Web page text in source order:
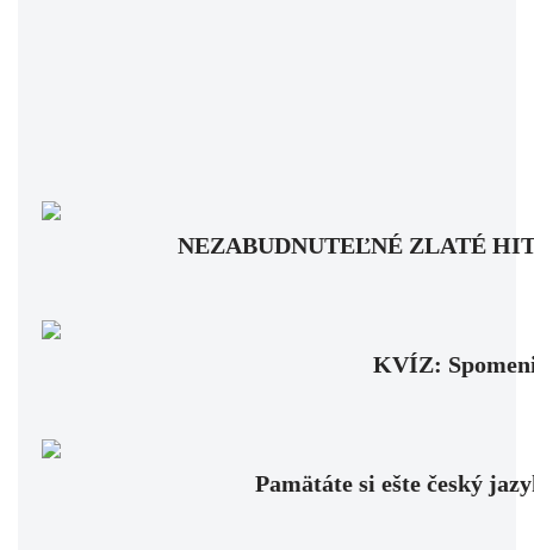
NEZABUDNUTEĽNÉ ZLATÉ
KVÍZ:
Pamätáte si ešte český